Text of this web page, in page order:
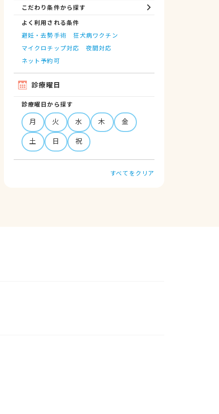
こだわり条件から探す
よく利用される条件
避妊・去勢手術
狂犬病ワクチン
マイクロチップ対応
夜間対応
ネット予約可
診療曜日
診療曜日から探す
月 火 水 木
金
土
日 祝
すべてをクリア